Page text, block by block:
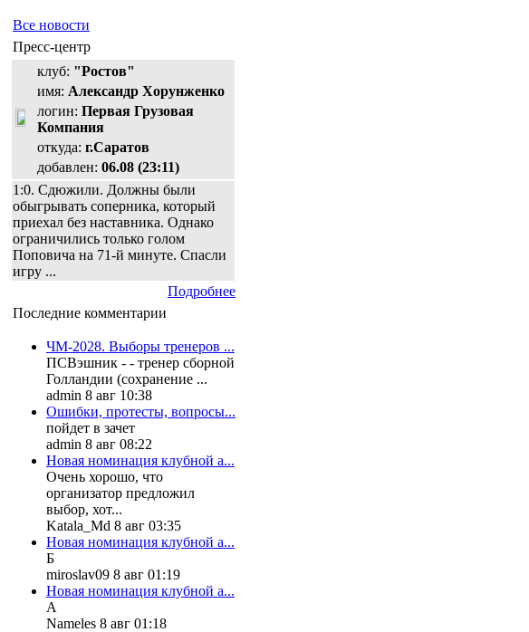
Все новости
Пресс-центр
клуб: "Ростов"
имя: Александр Хорунженко
логин: Первая Грузовая
Компания
откуда: г.Саратов
добавлен: 06.08 (23:11)
1:0. Сдюжили. Должны были
обыгрывать соперника, который
приехал без наставника. Однако
ограничились только голом
Поповича на 71-й минуте. Спасли
игру ...
Подробнее
Последние комментарии
ЧМ-2028. Выборы тренеров ...
ПСВэшник - - тренер сборной
Голландии (сохранение ...
admin 8 авг 10:38
Ошибки, протесты, вопросы...
пойдет в зачет
admin 8 авг 08:22
Новая номинация клубной а...
Очень хорошо, что
организатор предложил
выбор, хот...
Katala_Md 8 авг 03:35
Новая номинация клубной а...
Б
miroslav09 8 авг 01:19
Новая номинация клубной а...
А
Nameles 8 авг 01:18